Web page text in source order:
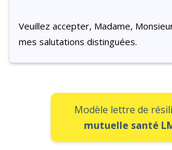
Veuillez accepter, Madame,
mes salutations distinguées.
Modèle lettre de
mutuelle santé